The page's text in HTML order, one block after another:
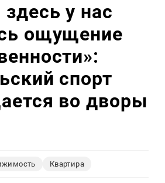
у нас
ощущение
спорт
во дворы
Квартира